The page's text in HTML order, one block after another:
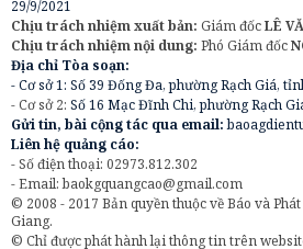
29/9/2021
Chịu trách nhiệm xuất bản: Giám đốcLÊ
Chịu trách nhiệm nội dung: Phó Giám đốc
Địa chỉ Tòa soạn:
- Cơ sở 1: Số 39 Đống Đa, phường Rạch Giá,
- Cơ sở 2: Số 16 Mạc Đĩnh Chi, phường Rạch
Gửi tin, bài cộng tác qua email:
Liên hệ quảng cáo:
- Số điện thoại: 02973.812.302
- Email:baokgquangcao@gmail.com
© 2008 - 2017 Bản quyền thuộc về Báo và
Giang.
© Chỉ được phát hành lại thông tin trên